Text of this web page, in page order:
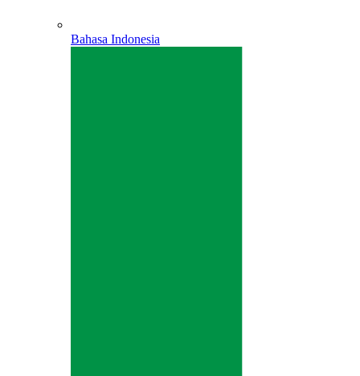
Bahasa Indonesia